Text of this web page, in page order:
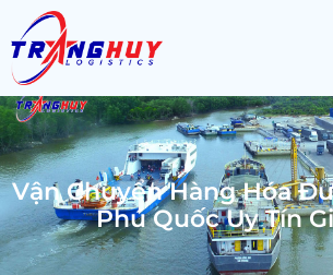
Vận Chuyển Hàng Hóa
Phú Quốc Uy Tín